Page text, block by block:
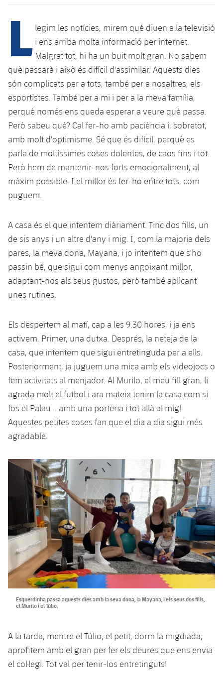
plusicon
més
Instal·lacions
Spotify Camp Nou
Palau Blaugrana
Estadi Johan Cruyff
Barça Cafe
La Masia
Serveis Mèdics
Accessibilitat
plusicon
més
Acreditacions
Instal·lacions
L legim les notícies, mirem què diuen a la televisió
i ens arriba molta informació per internet.
Malgrat tot, hi ha un buit molt gran. No sabem
què passarà i això és difícil d'assimilar. Aquests dies
són complicats per a tots, també per a nosaltres, els
esportistes. També per a mi i per a la meva família,
perquè només ens queda esperar a veure què passa.
Però sabeu què? Cal fer-ho amb paciència i, sobretot,
amb molt d'optimisme. Sé que és difícil, perquè es
parla de moltíssimes coses dolentes, de caos fins i tot.
Però hem de mantenir-nos forts emocionalment, al
màxim possible. I el millor és fer-ho entre tots, com
puguem.
A casa és el que intentem diàriament. Tinc dos fills, un
de sis anys i un altre d'any i mig. I, com la majoria dels
pares, la meva dona, Mayana, i jo intentem que s'ho
passin bé, que sigui com menys angoixant millor,
adaptant-nos als seus gustos, però també aplicant
unes rutines.
Els despertem al matí, cap a les 9.30 hores, i ja ens
activem. Primer, una dutxa. Després, la neteja de la
casa, que intentem que sigui entretinguda per a ells.
Posteriorment, ja juguem una mica amb els videojocs o
fem activitats al menjador. Al Murilo, el meu fill gran, li
agrada molt el futbol i ara mateix tenim la casa com si
fos el Palau... amb una porteria i tot allà al mig!
Aquestes petites coses fan que el dia a dia sigui més
agradable.
Esquerdinha passa aquests dies amb la seva dona, la Mayana, i els seus dos fills,
el Murilo i el Túlio.
A la tarda, mentre el Túlio, el petit, dorm la migdiada,
aprofitem amb el gran per fer els deures que ens envia
el col·legi. Tot val per tenir-los entretinguts!